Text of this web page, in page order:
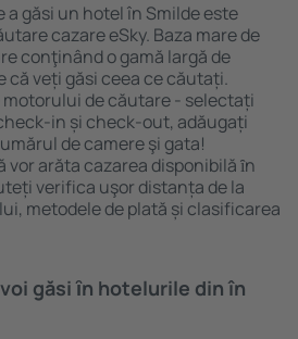
a găsi un hotel în Smilde este
cazare eSky. Baza mare de
conţinând o gamă largă de
că veți găsi ceea ce căutați.
de căutare - selectați
in și check-out, adăugați
de camere şi gata!
vor arăta cazarea disponibilă ȋn
verifica uşor distanța de la
metodele de plată și clasificarea
găsi ȋn hotelurile din în